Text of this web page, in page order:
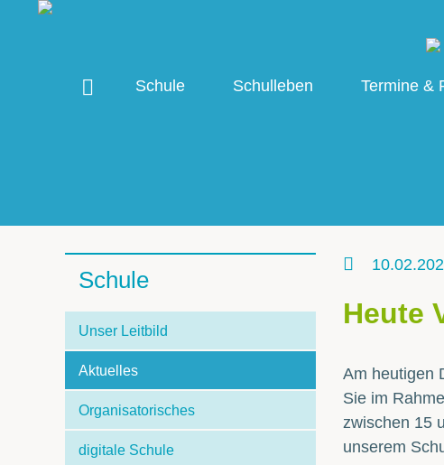
Schule Schulleben Termine &
Schule
Unser Leitbild
Aktuelles
Organisatorisches
digitale Schule
Heute
Am heutigen
Sie im
zwischen 15
unserem